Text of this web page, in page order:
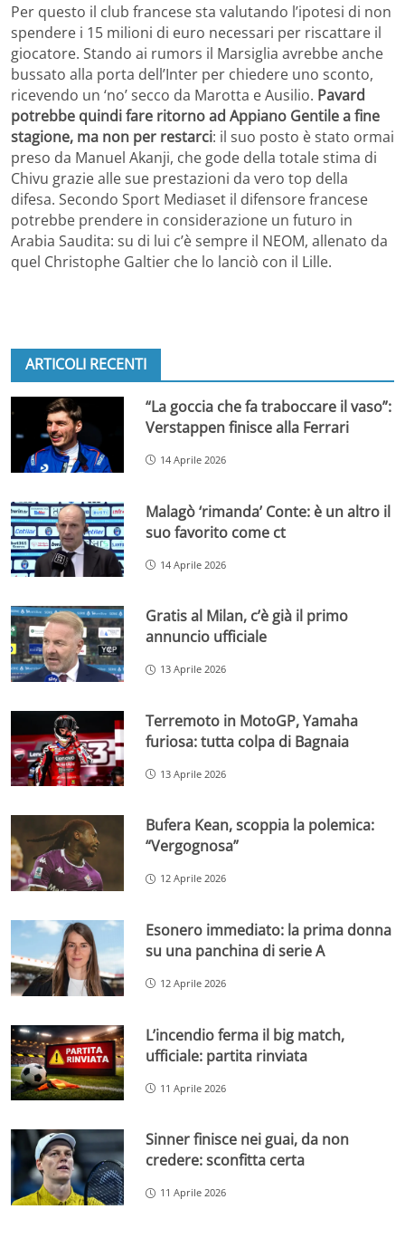
Per questo il club francese sta valutando l’ipotesi di non
spendere i 15 milioni di euro necessari per riscattare il
giocatore. Stando ai rumors il Marsiglia avrebbe anche
bussato alla porta dell’Inter per chiedere uno sconto,
ricevendo un ‘no’ secco da Marotta e Ausilio. Pavard
potrebbe quindi fare ritorno ad Appiano Gentile a fine
stagione, ma non per restarci: il suo posto è stato ormai
preso da Manuel Akanji, che gode della totale stima di
Chivu grazie alle sue prestazioni da vero top della
difesa. Secondo Sport Mediaset il difensore francese
potrebbe prendere in considerazione un futuro in
Arabia Saudita: su di lui c’è sempre il NEOM, allenato da
quel Christophe Galtier che lo lanciò con il Lille.
ARTICOLI RECENTI
“La goccia che fa traboccare il vaso”:
Verstappen finisce alla Ferrari
14 Aprile 2026
Malagò ‘rimanda’ Conte: è un altro il
suo favorito come ct
14 Aprile 2026
Gratis al Milan, c’è già il primo
annuncio ufficiale
13 Aprile 2026
Terremoto in MotoGP, Yamaha
furiosa: tutta colpa di Bagnaia
13 Aprile 2026
Bufera Kean, scoppia la polemica:
“Vergognosa”
12 Aprile 2026
Esonero immediato: la prima donna
su una panchina di serie A
12 Aprile 2026
L’incendio ferma il big match,
ufficiale: partita rinviata
11 Aprile 2026
Sinner finisce nei guai, da non
credere: sconfitta certa
11 Aprile 2026